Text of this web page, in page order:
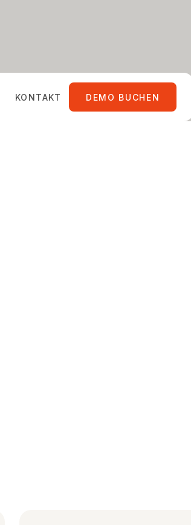
KONTAKT DEMO BUCHEN